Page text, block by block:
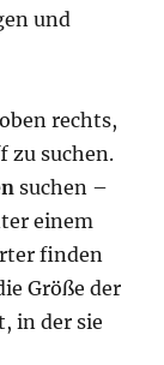
und
rechts,
zu suchen.
suchen –
einem
finden
Größe der
in der sie